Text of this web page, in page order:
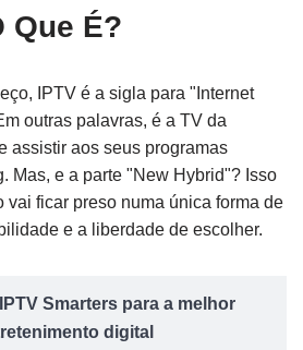
Que É?
IPTV é a sigla para "Internet
outras palavras, é a TV da
assistir aos seus programas
Mas, e a parte "New Hybrid"? Isso
vai ficar preso numa única forma de
e a liberdade de escolher.
Smarters para a melhor
digital